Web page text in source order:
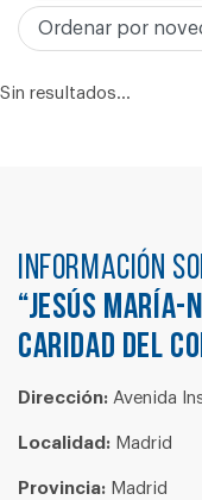
Sin resultados...
Información
“JESÚS MARÍA-
CARIDAD DEL
Dirección: Avenida
Localidad: Madrid
Provincia: Madrid